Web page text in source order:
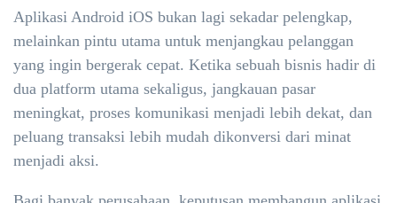
Aplikasi Android iOS bukan lagi sekadar pelengkap,
melainkan pintu utama untuk menjangkau pelanggan
yang ingin bergerak cepat. Ketika sebuah bisnis hadir di
dua platform utama sekaligus, jangkauan pasar
meningkat, proses komunikasi menjadi lebih dekat, dan
peluang transaksi lebih mudah dikonversi dari minat
menjadi aksi.